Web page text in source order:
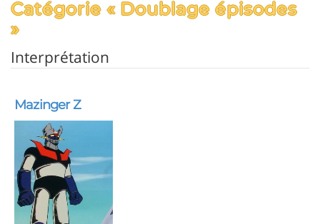
Catégorie « Doublage épisodes
»
Interprétation
Mazinger Z